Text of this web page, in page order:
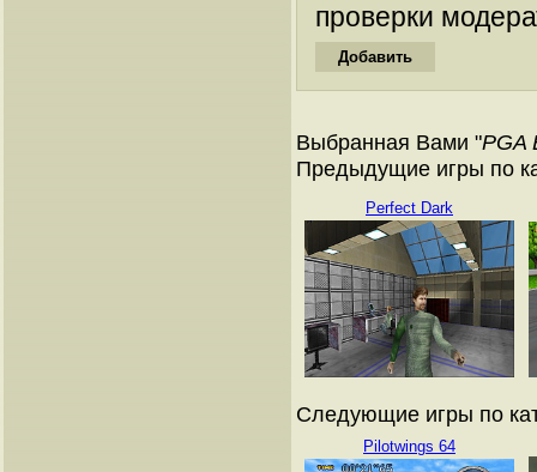
проверки
Выбранная Вами "PGA
Предыдущие игры по
Perfect Dark
Следующие игры по
Pilotwings 64